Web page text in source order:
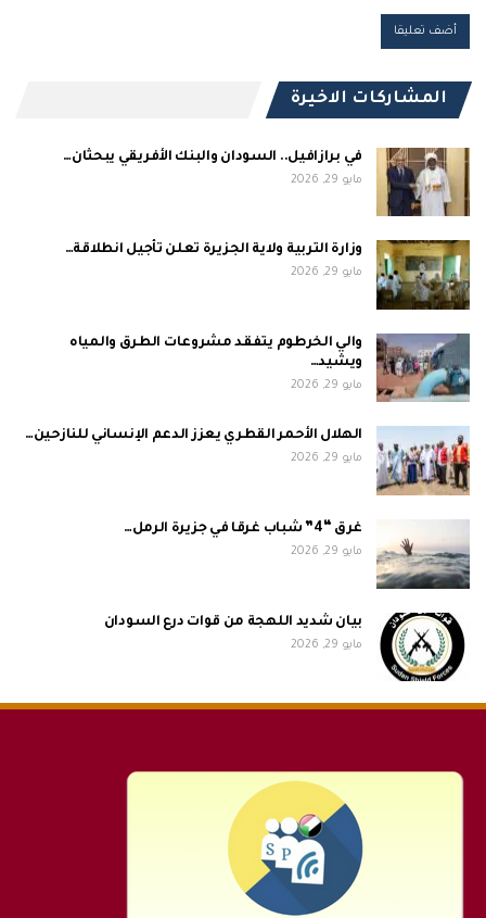
المشاركات الاخيرة
في برازافيل.. السودان والبنك الأفريقي يبحثان…
مايو 29, 2026
وزارة التربية ولاية الجزيرة تعلن تأجيل انطلاقة…
مايو 29, 2026
والي الخرطوم يتفقد مشروعات الطرق والمياه
ويشيد…
مايو 29, 2026
الهلال الأحمر القطري يعزز الدعم الإنساني للنازحين…
مايو 29, 2026
غرق “4” شباب غرقا في جزيرة الرمل…
مايو 29, 2026
بيان شديد اللهجة من قوات درع السودان
مايو 29, 2026